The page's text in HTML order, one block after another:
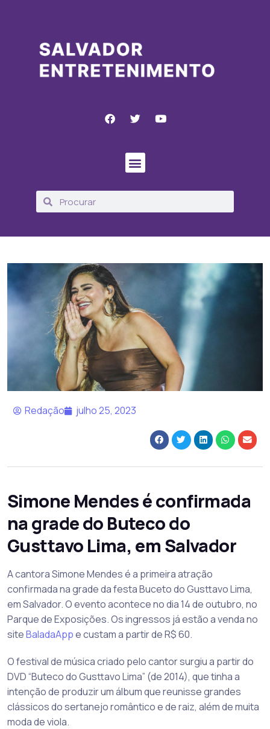
Redação julho 25, 2023
Simone Mendes é confirmada
na grade do Buteco do
Gusttavo Lima, em Salvador
A cantora Simone Mendes é a primeira atração
confirmada na grade da festa Buceto do Gusttavo Lima,
em Salvador. O evento acontece no dia 14 de outubro, no
Parque de Exposições. Os ingressos já estão a venda no
siteBaladaAppe custam a partir de R$ 60.
O festival de música criado pelo cantor surgiu a partir do
DVD “Buteco do Gusttavo Lima” (de 2014), que tinha a
intenção de produzir um álbum que reunisse grandes
clássicos do sertanejo romântico e de raiz, além de muita
moda de viola.